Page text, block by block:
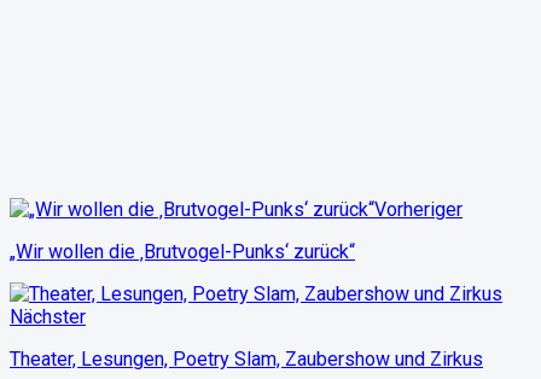
Vorheriger
„Wir wollen die ‚Brutvogel-Punks‘ zurück“
Nächster
Theater, Lesungen, Poetry Slam, Zaubershow und Zirkus